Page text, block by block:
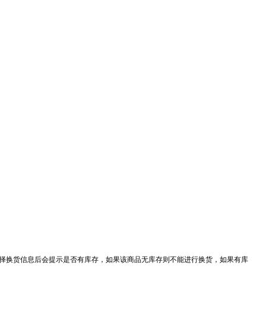
货信息后会提示是否有库存，如果该商品无库存则不能进行换货，如果有库